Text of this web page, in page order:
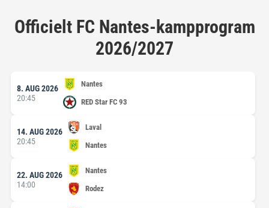
Officielt FC Nantes-kampprogram
2026/2027
8. AUG 2026
20:45
Nantes
RED Star FC 93
14. AUG 2026
20:45
Laval
Nantes
22. AUG 2026
14:00
Nantes
Rodez